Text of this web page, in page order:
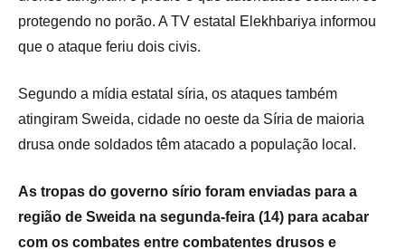
protegendo no porão. A TV estatal Elekhbariya informou
que o ataque feriu dois civis.
Segundo a mídia estatal síria, os ataques também
atingiram Sweida, cidade no oeste da Síria de maioria
drusa onde soldados têm atacado a população local.
As tropas do governo sírio foram enviadas para a
região de Sweida na segunda-feira (14) para acabar
com os combates entre combatentes drusos e